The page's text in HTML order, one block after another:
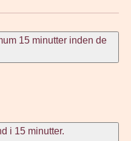
15 minutter inden de
i 15 minutter.